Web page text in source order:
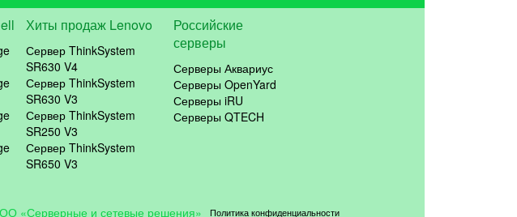
Хиты продаж Lenovo
Сервер ThinkSystem
SR630 V4
Сервер ThinkSystem
SR630 V3
Сервер ThinkSystem
SR250 V3
Сервер ThinkSystem
SR650 V3
Российские
серверы
Серверы Аквариус
Серверы OpenYard
Серверы iRU
Серверы QTECH
«Серверные и сетевые решения» Политика конфиденциальности